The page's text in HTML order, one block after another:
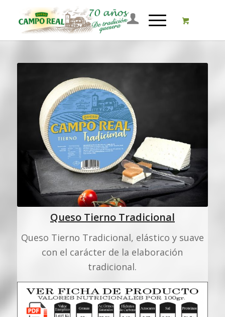
Queso Tierno Tradicional
Queso Tierno Tradicional, elástico y suave
con el carácter de la elaboración
tradicional.